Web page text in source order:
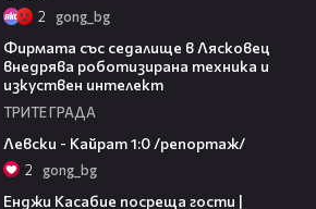
2 gong_bg
Фирмата със седалище в Лясковец
внедрява роботизирана техника и
изкуствен интелект
ТРИТЕ ГРАДА
Левски - Кайрат 1:0 /репортаж/
2 gong_bg
Енджи Касабие посреща гости |